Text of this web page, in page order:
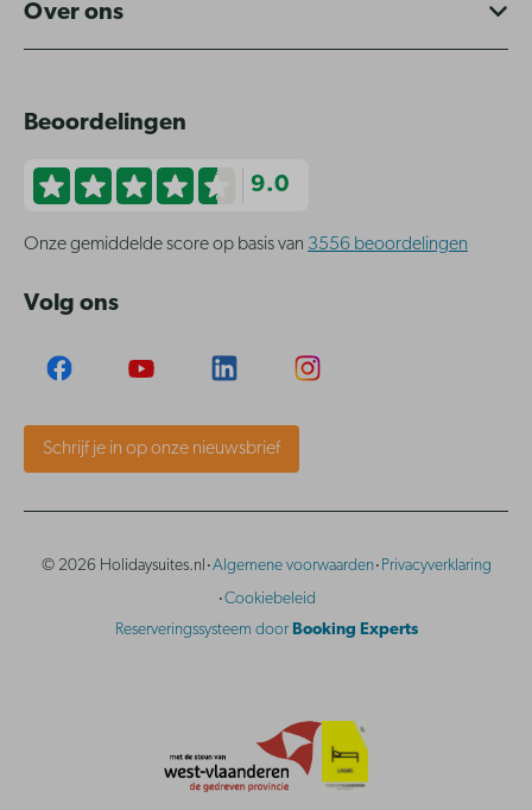
Over ons
Beoordelingen
9.0
Onze gemiddelde score op basis van 3556 beoordelingen
Volg ons
Schrijf je in op onze nieuwsbrief
© 2026 Holidaysuites.nl ·Algemene voorwaarden· Privacyverklaring
·Cookiebeleid
Reserveringssysteem door Booking Experts